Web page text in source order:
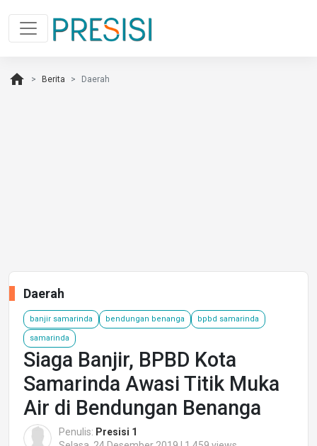
home Berita Daerah
Daerah
banjir samarinda bendungan benanga bpbd samarinda
samarinda
Siaga Banjir, BPBD Kota
Samarinda Awasi Titik Muka
Air di Bendungan Benanga
Penulis: Presisi 1